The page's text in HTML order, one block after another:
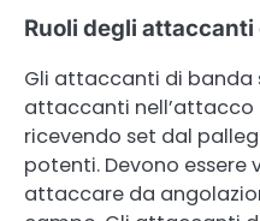
Ruoli degli
Gli attaccanti di banda
attaccanti nell’attacco
ricevendo set dal
potenti. Devono essere
attaccare da